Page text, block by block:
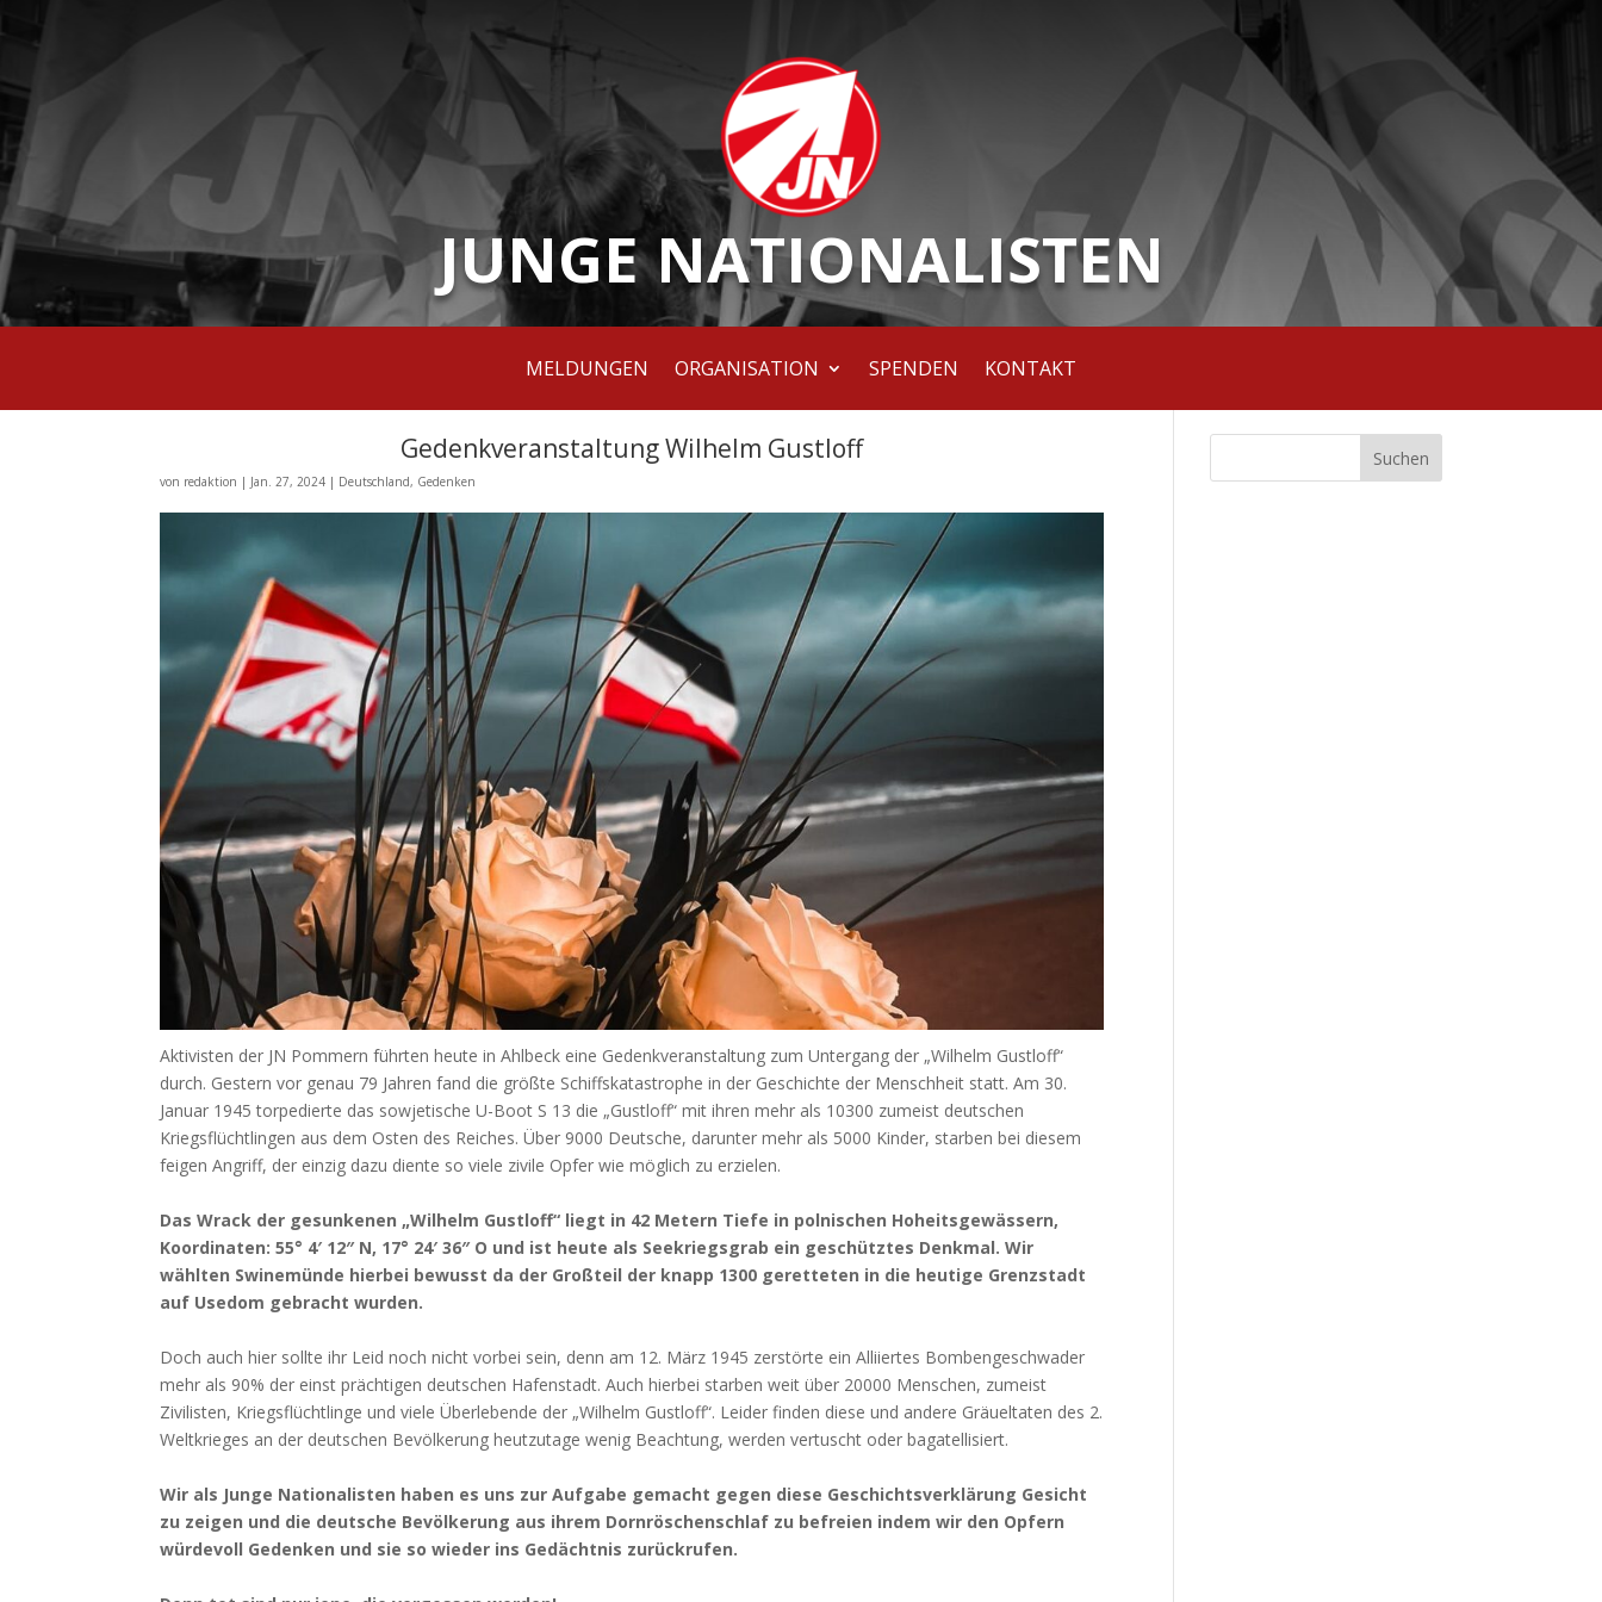
JUNGE NATIONALISTEN
MELDUNGEN ORGANISATION SPENDEN KONTAKT
Gedenkveranstaltung Wilhelm Gustloff
von redaktion | Jan. 27, 2024 | Deutschland, Gedenken
Aktivisten der JN Pommern führten heute in Ahlbeck eine Gedenkveranstaltung zum Untergang der „Wilhelm Gustloff“
durch. Gestern vor genau 79 Jahren fand die größte Schiffskatastrophe in der Geschichte der Menschheit statt. Am 30.
Januar 1945 torpedierte das sowjetische U-Boot S 13 die „Gustloff“ mit ihren mehr als 10300 zumeist deutschen
Kriegsflüchtlingen aus dem Osten des Reiches. Über 9000 Deutsche, darunter mehr als 5000 Kinder, starben bei diesem
feigen Angriff, der einzig dazu diente so viele zivile Opfer wie möglich zu erzielen.
Das Wrack der gesunkenen „Wilhelm Gustloff“ liegt in 42 Metern Tiefe in polnischen Hoheitsgewässern,
Koordinaten: 55° 4′ 12″ N, 17° 24′ 36″ O und ist heute als Seekriegsgrab ein geschütztes Denkmal. Wir
wählten Swinemünde hierbei bewusst da der Großteil der knapp 1300 geretteten in die heutige Grenzstadt
auf Usedom gebracht wurden.
Doch auch hier sollte ihr Leid noch nicht vorbei sein, denn am 12. März 1945 zerstörte ein Alliiertes Bombengeschwader
mehr als 90% der einst prächtigen deutschen Hafenstadt. Auch hierbei starben weit über 20000 Menschen, zumeist
Zivilisten, Kriegsflüchtlinge und viele Überlebende der „Wilhelm Gustloff“. Leider finden diese und andere Gräueltaten des 2.
Weltkrieges an der deutschen Bevölkerung heutzutage wenig Beachtung, werden vertuscht oder bagatellisiert.
Wir als Junge Nationalisten haben es uns zur Aufgabe gemacht gegen diese Geschichtsverklärung Gesicht
zu zeigen und die deutsche Bevölkerung aus ihrem Dornröschenschlaf zu befreien indem wir den Opfern
würdevoll Gedenken und sie so wieder ins Gedächtnis zurückrufen.